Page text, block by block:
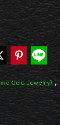
Gold Jewelry) ,